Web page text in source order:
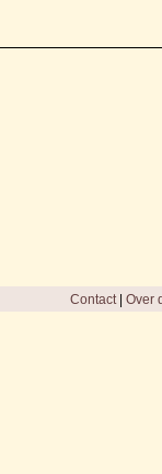
Contact| Over